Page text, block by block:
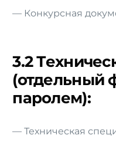
— Конкурсная
3.2
(отдельный
паролем):
— Техническая